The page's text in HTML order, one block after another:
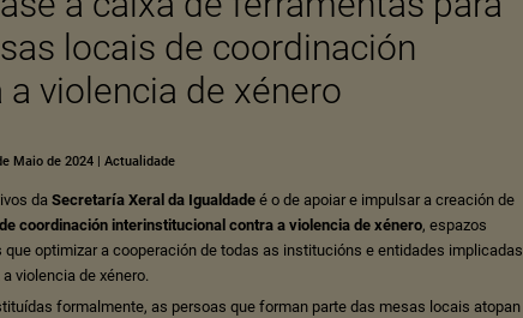
locais de coordinación
a violencia de xénero
Maio de 2024 | Actualidade
da Secretaría Xeral da Igualdade é o de apoiar e impulsar a creación de
coordinación interinstitucional contra a violencia de xénero, espazos
optimizar a cooperación de todas as institucións e entidades implicadas
violencia de xénero.
formalmente, as persoas que forman parte das mesas locais atopan